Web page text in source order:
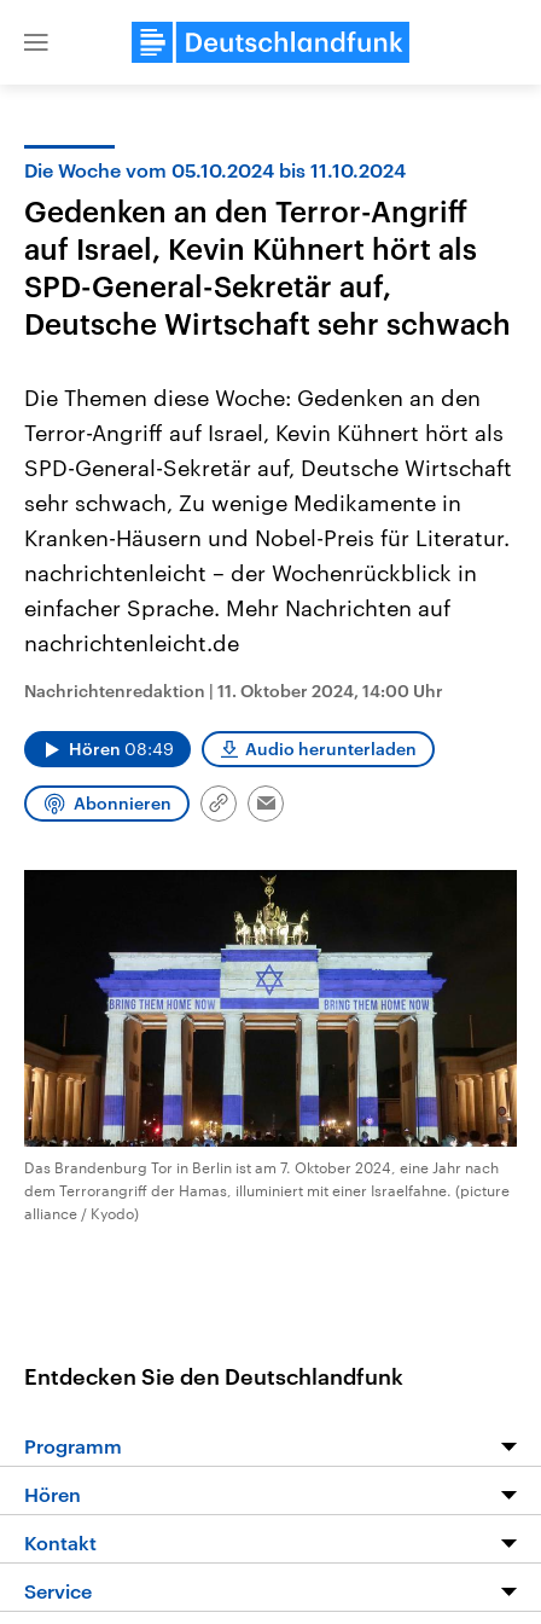
Close
Landtagswahl Sachsen-Anhalt
2026
Alle Informationen
Sachsen-Anhalt wählt am 6.
September 2026 einen neuen
Landtag. Seit 2021 wird das
Bundesland von einer Koalition aus
Umfragen, Prognosen,
Wahlprogramme, aktuelle Berichte
und Hintergründe zu den Parteien
und Kandidaten der anstehenden
Wahl.
USA
Aktuelle Beiträge,
Hintergründe
Wirtschaftlich und
gehören die Vereinigten
den mächtigsten Ländern
mit großem Einfluss auf
Sendungen Programm Podcasts
Die Woche vom 05.10.2024 bis 11.10.2024
Gedenken an den Terror-Angriff
auf Israel, Kevin Kühnert hört als
SPD-General-Sekretär auf,
Deutsche Wirtschaft sehr schwach
Die Themen diese Woche: Gedenken an den
Terror-Angriff auf Israel, Kevin Kühnert hört als
SPD-General-Sekretär auf, Deutsche Wirtschaft
sehr schwach, Zu wenige Medikamente in
Kranken-Häusern und Nobel-Preis für Literatur.
nachrichtenleicht – der Wochenrückblick in
einfacher Sprache. Mehr Nachrichten auf
nachrichtenleicht.de
Nachrichtenredaktion | 11. Oktober 2024, 14:00 Uhr
Hören 08:49 Audio herunterladen
Abonnieren
Link
Email
Das Brandenburg Tor in Berlin ist am 7. Oktober 2024, eine Jahr nach
dem Terrorangriff der Hamas, illuminiert mit einer Israelfahne. (picture
alliance / Kyodo)
Entdecken Sie den Deutschlandfunk
Programm
Programm
Die Nachrichten
Nachrichtenleicht
Hören
Livestream
Podcasts
Kontakt
Hörerservice
Service